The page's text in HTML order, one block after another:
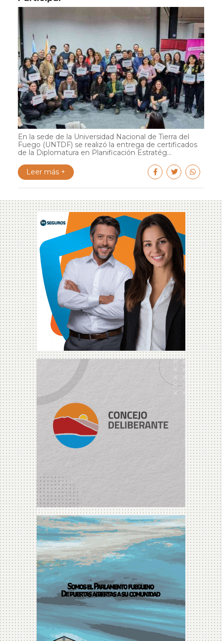
En la sede de la Universidad Nacional de Tierra del
Fuego (UNTDF) se realizó la entrega de certificados
de la Diplomatura en Planificación Estratég...
Leer más +